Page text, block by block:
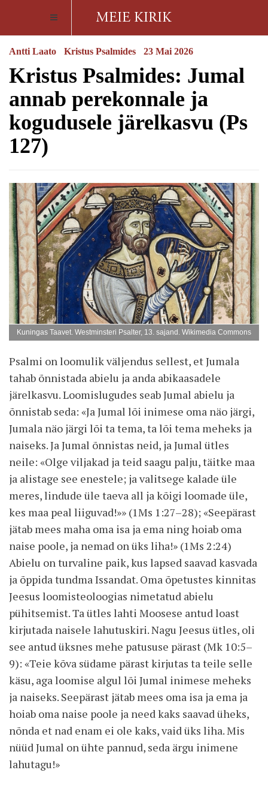
Antti Laato Kristus Psalmides 23 Mai 2026
Kristus Psalmides: Jumal
annab perekonnale ja
kogudusele järelkasvu (Ps
127)
Kuningas Taavet. Westminsteri Psalter, 13. sajand. Wikimedia Commons
Psalmi on loomulik väljendus sellest, et Jumala
tahab õnnistada abielu ja anda abikaasadele
järelkasvu. Loomislugudes seab Jumal abielu ja
õnnistab seda: «Ja Jumal lõi inimese oma näo järgi,
Jumala näo järgi lõi ta tema, ta lõi tema meheks ja
naiseks. Ja Jumal õnnistas neid, ja Jumal ütles
neile: «Olge viljakad ja teid saagu palju, täitke maa
ja alistage see enestele; ja valitsege kalade üle
meres, lindude üle taeva all ja kõigi loomade üle,
kes maa peal liiguvad!»» (1Ms 1:27–28); «Seepärast
jätab mees maha oma isa ja ema ning hoiab oma
naise poole, ja nemad on üks liha!» (1Ms 2:24)
Abielu on turvaline paik, kus lapsed saavad kasvada
ja õppida tundma Issandat. Oma õpetustes kinnitas
Jeesus loomisteoloogias nimetatud abielu
pühitsemist. Ta ütles lahti Moosese antud loast
kirjutada naisele lahutuskiri. Nagu Jeesus ütles, oli
see antud üksnes mehe patususe pärast (Mk 10:5–
9): «Teie kõva südame pärast kirjutas ta teile selle
käsu, aga loomise algul lõi Jumal inimese meheks
ja naiseks. Seepärast jätab mees oma isa ja ema ja
hoiab oma naise poole ja need kaks saavad üheks,
nõnda et nad enam ei ole kaks, vaid üks liha. Mis
nüüd Jumal on ühte pannud, seda ärgu inimene
lahutagu!»